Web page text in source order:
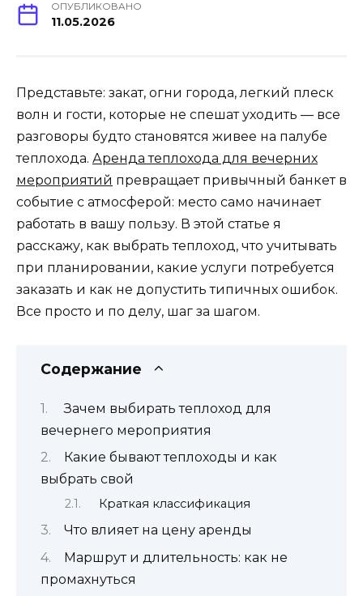
ОПУБЛИКОВАНО
11.05.2026
Представьте: закат, огни города, легкий плеск
волн и гости, которые не спешат уходить — все
разговоры будто становятся живее на палубе
теплохода. Аренда теплохода для вечерних
мероприятий превращает привычный банкет в
событие с атмосферой: место само начинает
работать в вашу пользу. В этой статье я
расскажу, как выбрать теплоход, что учитывать
при планировании, какие услуги потребуется
заказать и как не допустить типичных ошибок.
Все просто и по делу, шаг за шагом.
Содержание
Зачем выбирать теплоход для
вечернего мероприятия
Какие бывают теплоходы и как
выбрать свой
Краткая классификация
Что влияет на цену аренды
Маршрут и длительность: как не
промахнуться